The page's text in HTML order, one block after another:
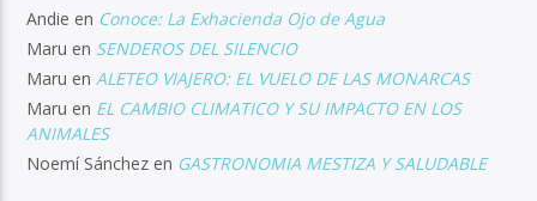
Andie en Conoce: La Exhacienda Ojo de Agua
Maru en SENDEROS DEL SILENCIO
Maru enALETEO VIAJERO: EL VUELO DE LAS MONARCAS
Maru en EL CAMBIO CLIMATICO Y SU IMPACTO EN LOS
ANIMALES
Noemí Sánchez en GASTRONOMIA MESTIZA Y SALUDABLE